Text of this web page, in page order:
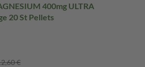
400mg ULTRA
Direct Orange 20 St Pellets
€